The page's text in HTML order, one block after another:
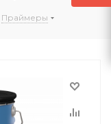
Праймеры